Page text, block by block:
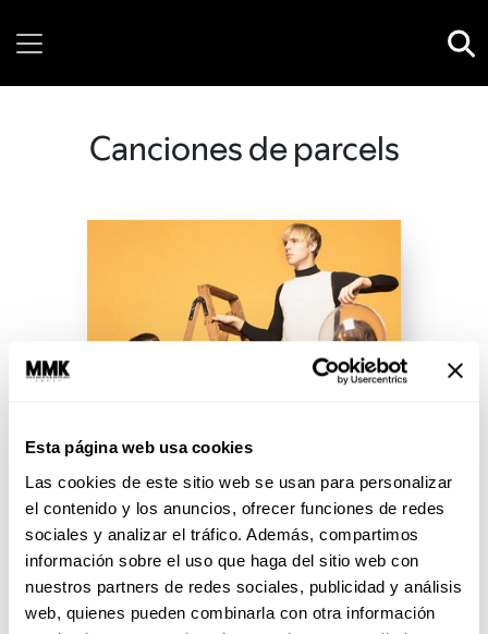
Esta página web usa cookies
Las cookies de este sitio web se usan para personalizar
el contenido y los anuncios, ofrecer funciones de redes
sociales y analizar el tráfico. Además, compartimos
información sobre el uso que haga del sitio web con
nuestros partners de redes sociales, publicidad y análisis
web, quienes pueden combinarla con otra información
Canciones de parcels
¡Parcels are in da house!
¡Parcels are in da house! Nos
vienen a presentar su segundo